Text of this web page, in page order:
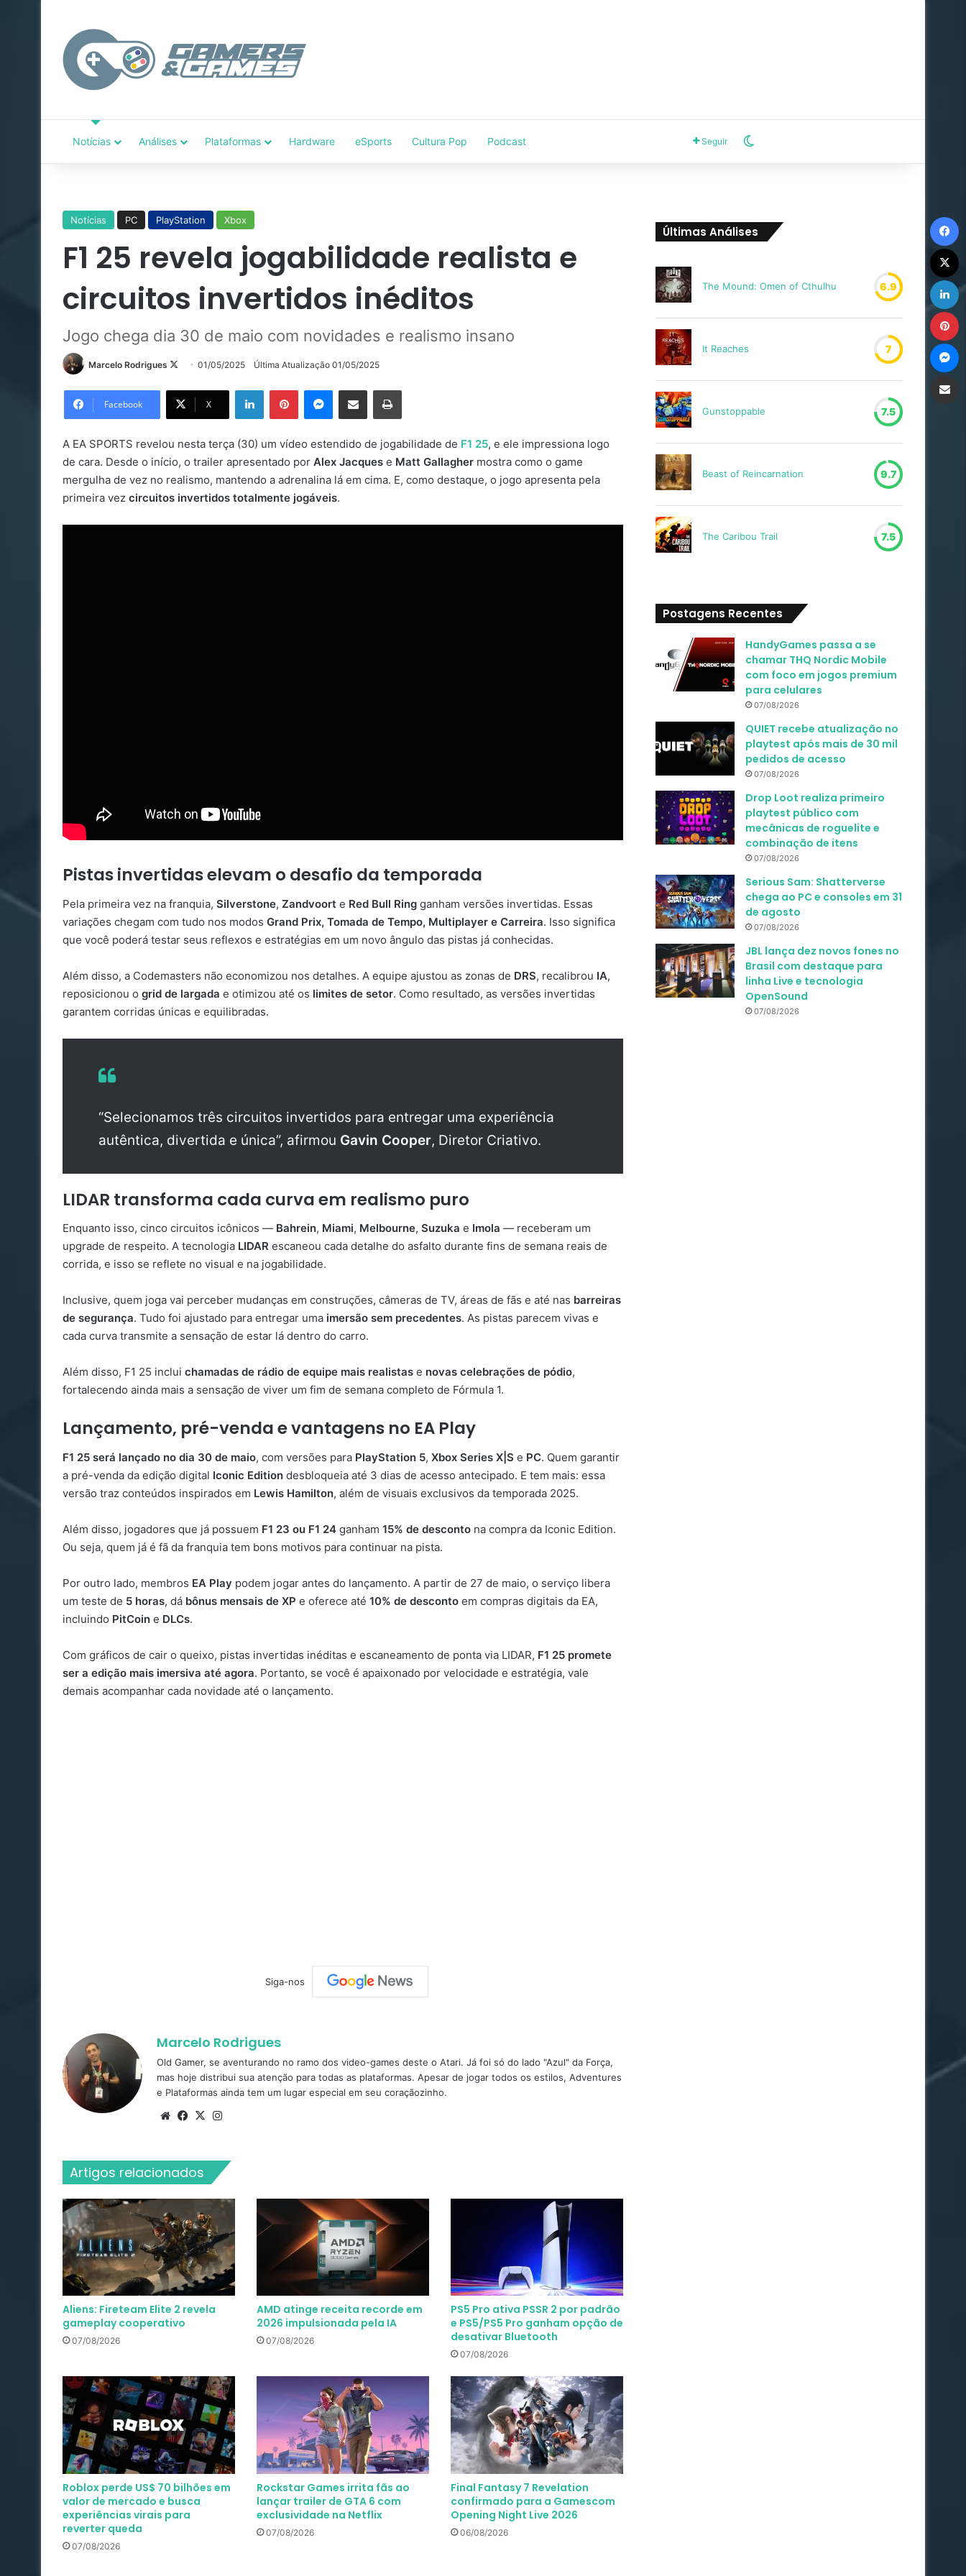
Notícias Análises Plataformas Hardware eSports Cultura Pop Podcast Seguir
Notícias PC PlayStation Xbox
F1 25 revela jogabilidade realista e
circuitos invertidos inéditos
Jogo chega dia 30 de maio com novidades e realismo insano
Marcelo Rodrigues
Follow
X
01/05/2025 Última Atualização 01/05/2025
Facebook X
LinkedinPinterestMessenger
Compartilhar via e-mail Imprimir
A EA SPORTS revelou nesta terça (30) um vídeo estendido de jogabilidade de F1 25, e ele impressiona logo
de cara. Desde o início, o trailer apresentado por Alex Jacques e Matt Gallagher mostra como o game
mergulha de vez no realismo, mantendo a adrenalina lá em cima. E, como destaque, o jogo apresenta pela
primeira vez circuitos invertidos totalmente jogáveis.
Pistas invertidas elevam o desafio da temporada
Pela primeira vez na franquia, Silverstone, Zandvoort e Red Bull Ring ganham versões invertidas. Essas
variações chegam com tudo nos modos Grand Prix, Tomada de Tempo, Multiplayer e Carreira. Isso significa
que você poderá testar seus reflexos e estratégias em um novo ângulo das pistas já conhecidas.
Além disso, a Codemasters não economizou nos detalhes. A equipe ajustou as zonas de DRS, recalibrou IA,
reposicionou o grid de largada e otimizou até os limites de setor. Como resultado, as versões invertidas
garantem corridas únicas e equilibradas.
“Selecionamos três circuitos invertidos para entregar uma experiência
autêntica, divertida e única”, afirmou Gavin Cooper, Diretor Criativo.
LIDAR transforma cada curva em realismo puro
Enquanto isso, cinco circuitos icônicos — Bahrein, Miami, Melbourne, Suzuka e Imola — receberam um
upgrade de respeito. A tecnologia LIDAR escaneou cada detalhe do asfalto durante fins de semana reais de
corrida, e isso se reflete no visual e na jogabilidade.
Inclusive, quem joga vai perceber mudanças em construções, câmeras de TV, áreas de fãs e até nas barreiras
de segurança. Tudo foi ajustado para entregar uma imersão sem precedentes. As pistas parecem vivas e
cada curva transmite a sensação de estar lá dentro do carro.
Além disso, F1 25 inclui chamadas de rádio de equipe mais realistas e novas celebrações de pódio,
fortalecendo ainda mais a sensação de viver um fim de semana completo de Fórmula 1.
Lançamento, pré-venda e vantagens no EA Play
F1 25 será lançado no dia 30 de maio, com versões para PlayStation 5, Xbox Series X|S e PC. Quem garantir
a pré-venda da edição digital Iconic Edition desbloqueia até 3 dias de acesso antecipado. E tem mais: essa
versão traz conteúdos inspirados em Lewis Hamilton, além de visuais exclusivos da temporada 2025.
Além disso, jogadores que já possuem F1 23 ou F1 24 ganham 15% de desconto na compra da Iconic Edition.
Ou seja, quem já é fã da franquia tem bons motivos para continuar na pista.
Por outro lado, membros EA Play podem jogar antes do lançamento. A partir de 27 de maio, o serviço libera
um teste de 5 horas, dá bônus mensais de XP e oferece até 10% de desconto em compras digitais da EA,
incluindo PitCoin e DLCs.
Com gráficos de cair o queixo, pistas invertidas inéditas e escaneamento de ponta via LIDAR, F1 25 promete
ser a edição mais imersiva até agora. Portanto, se você é apaixonado por velocidade e estratégia, vale
demais acompanhar cada novidade até o lançamento.
Siga-nos
Marcelo Rodrigues
Old Gamer, se aventurando no ramo dos video-games deste o Atari. Já foi só do lado "Azul" da Força,
mas hoje distribui sua atenção para todas as plataformas. Apesar de jogar todos os estilos, Adventures
e Plataformas ainda tem um lugar especial em seu coraçãozinho.
WebsiteFacebook
X
Artigos relacionados
Aliens: Fireteam Elite 2 revela
gameplay cooperativo
07/08/2026
AMD atinge receita recorde em
2026 impulsionada pela IA
07/08/2026
PS5 Pro ativa PSSR 2 por padrão
e PS5/PS5 Pro ganham opção de
desativar Bluetooth
07/08/2026
Roblox perde US$ 70 bilhões em
valor de mercado e busca
experiências virais para
reverter queda
07/08/2026
Rockstar Games irrita fãs ao
lançar trailer de GTA 6 com
exclusividade na Netflix
07/08/2026
Final Fantasy 7 Revelation
confirmado para a Gamescom
Opening Night Live 2026
06/08/2026
Últimas Análises
The Mound: Omen of Cthulhu 6.9
It Reaches 7
Gunstoppable 7.5
Beast of Reincarnation 9.7
The Caribou Trail 7.5
Postagens Recentes
HandyGames passa a se
chamar THQ Nordic Mobile
com foco em jogos premium
para celulares
07/08/2026
QUIET recebe atualização no
playtest após mais de 30 mil
pedidos de acesso
07/08/2026
Drop Loot realiza primeiro
playtest público com
mecânicas de roguelite e
combinação de itens
07/08/2026
Serious Sam: Shatterverse
chega ao PC e consoles em 31
de agosto
07/08/2026
JBL lança dez novos fones no
Brasil com destaque para
linha Live e tecnologia
OpenSound
07/08/2026